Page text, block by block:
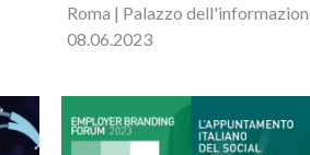
Roma | Palazzo
08.06.2023